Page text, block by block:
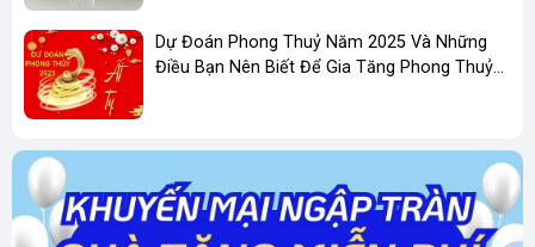
tạo bài bản và có nhiều năm kinh nghiệm trong
lĩnh vực chế tác đá quý phong thủy. Mỗi tác
phẩm như Ngọc Sơn Kỳ Thạch đều là kết quả
của sự tỉ mỉ, sáng tạo và tâm huyết của các
nghệ nhân. Họ không chỉ thổi hồn vào từng khối
đá mà còn đảm bảo mỗi sản phẩm đều đạt
đến độ hoàn hảo, vừa đẹp về hình thức, vừa
Dự Đoán Phong Thuỷ Năm 2025 Và Những
Điều Bạn Nên Biết Để Gia Tăng Phong Thuỷ